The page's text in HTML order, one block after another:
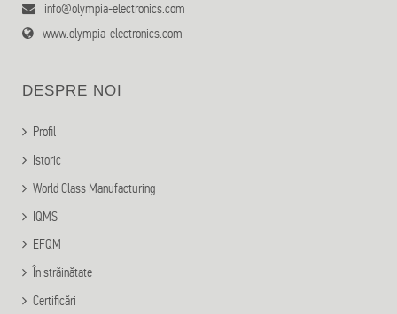
info@olympia-electronics.com
www.olympia-electronics.com
DESPRE NOI
Profil
Istoric
World Class Manufacturing
IQMS
EFQM
În străinătate
Certificări